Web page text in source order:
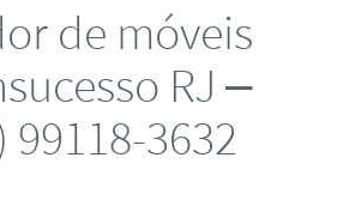
de móveis
RJ –
99118-3632